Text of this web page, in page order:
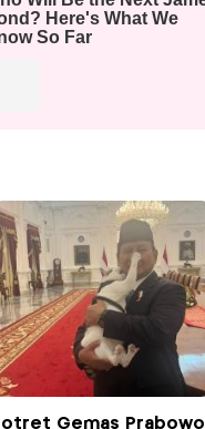
Gemas Prabowo